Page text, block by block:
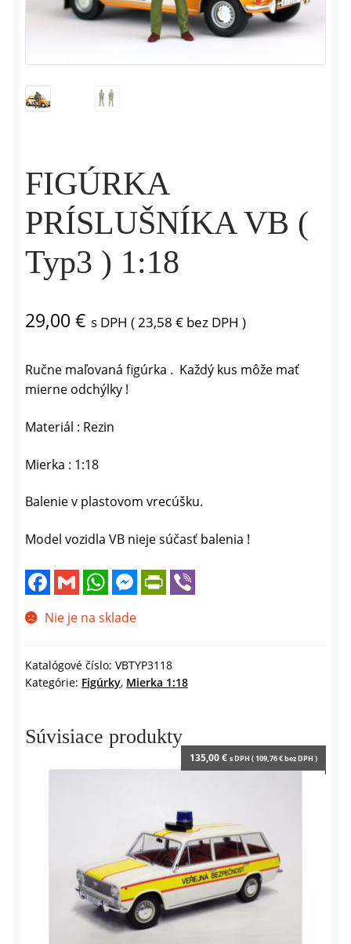
FIGÚRKA
PRÍSLUŠNÍKA VB (
Typ3 ) 1:18
29,00 € s DPH (23,58 € bez DPH )
Ručne maľovaná figúrka . Každý kus môže mať
mierne odchýlky !
Materiál : Rezin
Mierka : 1:18
Balenie v plastovom vrecúšku.
Model vozidla VB nieje súčasť balenia !
F
c
e
b
k
G
m
a
i
l
W
a
t
s
p
M
s
e
r
P
i
e
n
Nie je na sklade
Katalógové číslo: VBTYP3118
Kategórie: Figúrky, Mierka 1:18
Súvisiace produkty
135,00€ s DPH (109,76€bez DPH )